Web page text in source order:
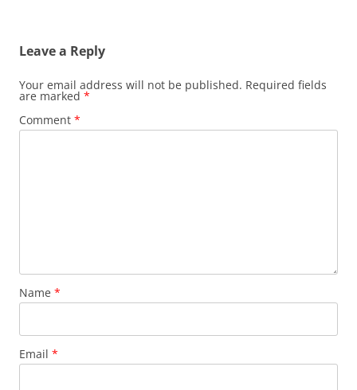
Leave a Reply
Your email address will not be published. Required fields
are marked *
Comment *
Name *
Email *